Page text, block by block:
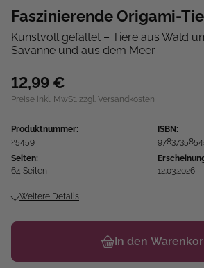
Faszinierende Origami-
Kunstvoll gefaltet – Tiere aus Wald
Savanne und aus dem Meer
12,99 €
Preise inkl. MwSt. zzgl. Versandkosten
Produktnummer:
25459
ISBN:
Seiten:
64 Seiten
12.03.2026
Weitere Details
In den